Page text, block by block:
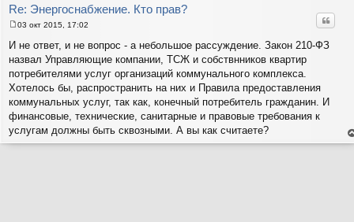
Re: Энергоснабжение. Кто прав?
о
б
е
н
е
03 окт 2015, 17:02
И не ответ, и не вопрос - а небольшое рассуждение. Закон 210-ФЗ
назвал Управляющие компании, ТСЖ и собствнников квартир
потребителями услуг организаций коммунального комплекса.
Хотелось бы, распространить на них и Правила предоставления
коммунальных услуг, так как, конечный потребитель гражданин. И
финансовые, технические, санитарные и правовые требования к
услугам должны быть сквозными. А вы как считаете?